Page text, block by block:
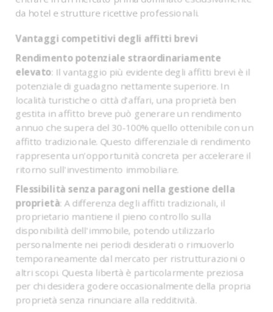
da hotel e strutture ricettive professionali.
Vantaggi competitivi degli affitti brevi
Rendimento potenziale straordinariamente
elevato: Il vantaggio più evidente degli affitti brevi è il
potenziale di guadagno nettamente superiore. In
località turistiche o città d'affari, una proprietà ben
gestita in affitto breve può generare un rendimento
annuo che supera del 30-100% quello ottenibile con un
affitto tradizionale. Questo differenziale di rendimento
rappresenta un'opportunità concreta per accelerare il
ritorno sull'investimento immobiliare.
Flessibilità senza paragoni nella gestione della
proprietà: A differenza degli affitti tradizionali, il
proprietario mantiene il pieno controllo sulla
disponibilità dell'immobile, potendo utilizzarlo
personalmente nei periodi desiderati o rimuoverlo
temporaneamente dal mercato per ristrutturazioni o
altri scopi. Questa libertà è particolarmente preziosa
per chi desidera godere occasionalmente della propria
proprietà senza rinunciare alla redditività.